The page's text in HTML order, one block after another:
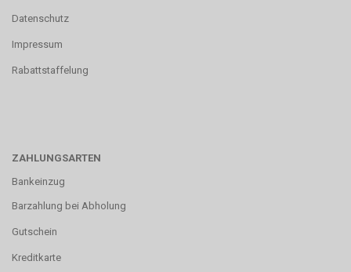
Datenschutz
Impressum
Rabattstaffelung
ZAHLUNGSARTEN
Bankeinzug
Barzahlung bei Abholung
Gutschein
Kreditkarte